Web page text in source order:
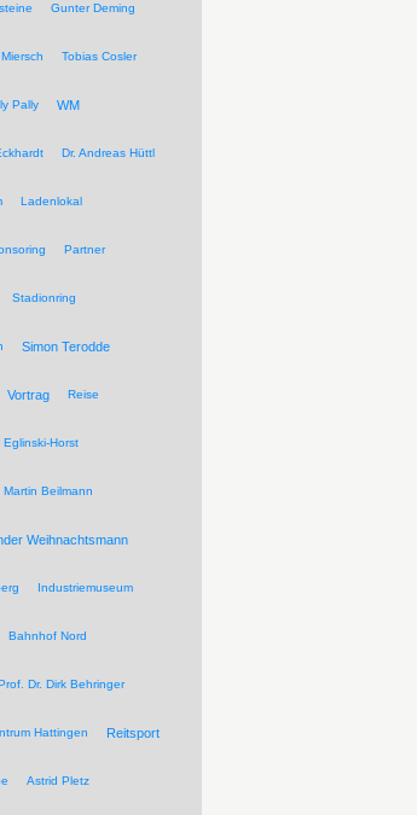
Gunter Deming
Tobias Cosler
Pally WM
Dr. Andreas Hüttl
Ladenlokal
Partner
Stadionring
Simon Terodde
Vortrag Reise
Eglinski-Horst
Martin Beilmann
Weihnachtsmann
Industriemuseum
Bahnhof Nord
Dr. Dirk Behringer
Hattingen Reitsport
Astrid Pletz